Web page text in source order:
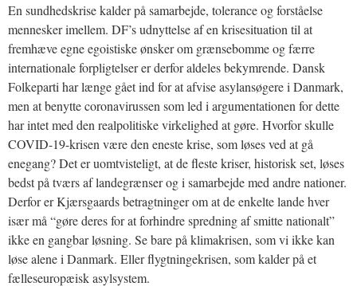
En sundhedskrise kalder på samarbejde, tolerance og forståelse
mennesker imellem. DF’s udnyttelse af en krisesituation til at
fremhæve egne egoistiske ønsker om grænsebomme og færre
internationale forpligtelser er derfor aldeles bekymrende. Dansk
Folkeparti har længe gået ind for at afvise asylansøgere i Danmark,
men at benytte coronavirussen som led i argumentationen for dette
har intet med den realpolitiske virkelighed at gøre. Hvorfor skulle
COVID-19-krisen være den eneste krise, som løses ved at gå
enegang? Det er uomtvisteligt, at de fleste kriser, historisk set, løses
bedst på tværs af landegrænser og i samarbejde med andre nationer.
Derfor er Kjærsgaards betragtninger om at de enkelte lande hver
især må “gøre deres for at forhindre spredning af smitte nationalt”
ikke en gangbar løsning. Se bare på klimakrisen, som vi ikke kan
løse alene i Danmark. Eller flygtningekrisen, som kalder på et
fælleseuropæisk asylsystem.